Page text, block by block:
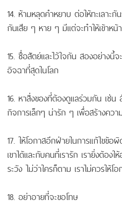
14. ห้ามหลุดคำหยาบ ต่อให้ทะเลาะ
กันเสีย ๆ หาย ๆ มีแต่จะทำให้เข้าหน้
15. ซื่อสัตย์และไว้ใจกัน สองอย่าง
อิจฉาที่สุดในโลก
16. หาสิ่งของที่ต้องดูแลร่วมกัน เช่
กิจการเล็กๆ น่ารัก ๆ เพื่อสร้างคว
17. ให้โอกาสอีกฝ่ายในการแก้ไขข้
เขาได้และกับคนที่เรารัก เรายิ่งต้องใ
ระวัง ไม่ว่าใครก็ตาม เราไม่ควรให้โ
18. อย่าอายที่จะขอโทษ